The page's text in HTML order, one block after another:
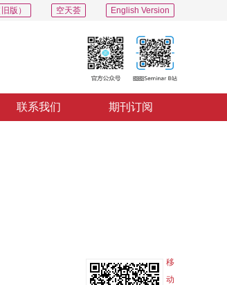
English Version
空天荟
版）
联系我们 期刊订阅
移
动